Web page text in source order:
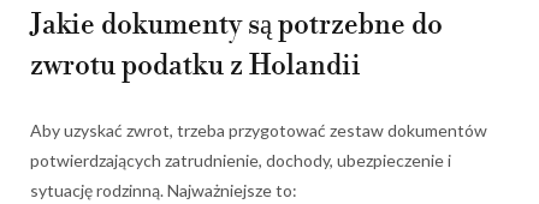
Jakie dokumenty są potrzebne do
zwrotu podatku z Holandii
Aby uzyskać zwrot, trzeba przygotować zestaw dokumentów
potwierdzających zatrudnienie, dochody, ubezpieczenie i
sytuację rodzinną. Najważniejsze to: